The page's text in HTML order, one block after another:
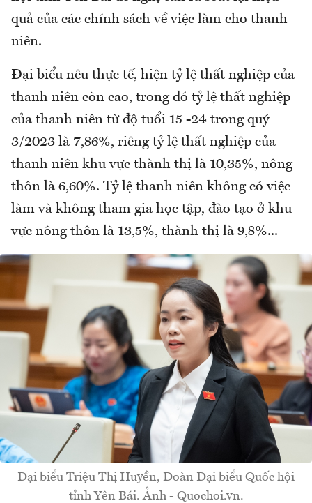
quả của các chính sách về việc làm cho thanh
niên.
Đại biểu nêu thực tế, hiện tỷ lệ thất nghiệp của
thanh niên còn cao, trong đó tỷ lệ thất nghiệp
của thanh niên từ độ tuổi 15 -24 trong quý
3/2023 là 7,86%, riêng tỷ lệ thất nghiệp của
thanh niên khu vực thành thị là 10,35%, nông
thôn là 6,60%. Tỷ lệ thanh niên không có việc
làm và không tham gia học tập, đào tạo ở khu
vực nông thôn là 13,5%, thành thị là 9,8%...
Đại biểu Triệu Thị Huyền, Đoàn Đại biểu Quốc hội
tỉnh Yên Bái. Ảnh - Quochoi.vn.